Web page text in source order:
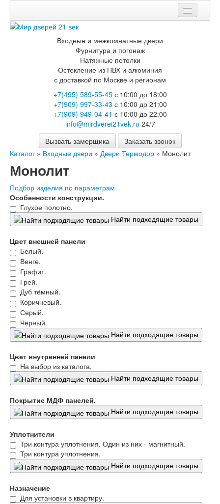
Мои заказы
Корзина
Входные двери
Двери с терморазрывом для улицы
Противопожарные двери
Двери Бункер
Двери Лекс
Двери Рыцарь
Арктика
Стайл
Термо
Термо Лацио
Флагман
Заводские двери
Лабиринт Бетон
Лабиринт Верса
Лабиринт Дверь двойная тамбурная под
заказ
Лабиринт Инфинити
Лабиринт Иссида
Лабиринт Карбон
Лабиринт Классик Антик медный
Лабиринт Классик Шагрень
Лабиринт Кредор
Лабиринт Леолаб
Лабиринт Лондон
Лабиринт Лофт
Лабиринт Нью Йорк
Входные и межкомнатные двери
Фурнитура и погонаж
Натяжные потолки
Остекление из ПВХ и алюминия
с доставкой по Москве и регионам
+7(495) 589-55-45с 10:00 до 18:00
+7(909) 997-33-43 с 10:00 до 21:00
+7(909) 949-04-41 с 10:00 до 22:00
info@mirdverei21vek.ru 24/7
Вызвать замерщика
Заказать звонок
Каталог » Входные двери » Двери Термодор » Монолит
Монолит
Подбор изделия по параметрам
Особенности конструкции.
Глухое полотно.
Найти подходящие товары
Цвет внешней панели
Белый.
Венге.
Графит.
Грей.
Дуб тёмный.
Коричневый.
Серый.
Чёрный.
Найти подходящие товары
Цвет внутренней панели
На выбор из каталога.
Найти подходящие товары
Покрытие МДФ панелей.
Найти подходящие товары
Уплотнители
Три контура уплотнения. Один из них - магнитный.
Три контура уплотнения.
Найти подходящие товары
Назначение
Для установки в квартиру.